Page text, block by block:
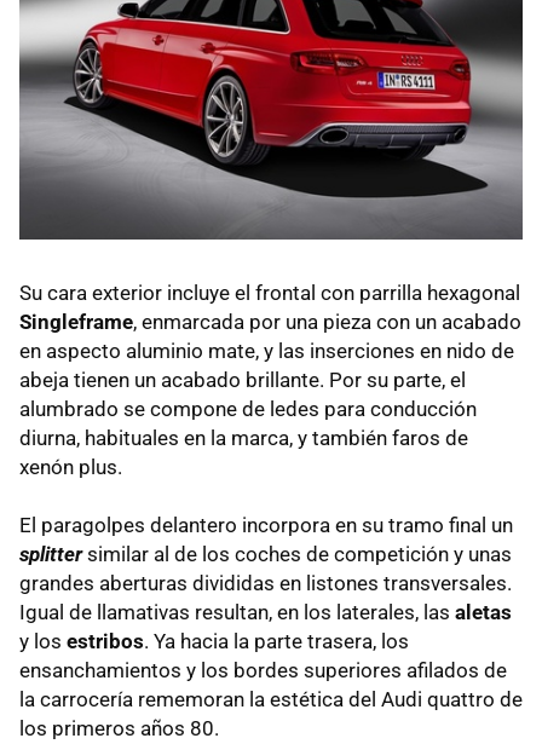
Su cara exterior incluye el frontal con parrilla hexagonal
Singleframe, enmarcada por una pieza con un acabado
en aspecto aluminio mate, y las inserciones en nido de
abeja tienen un acabado brillante. Por su parte, el
alumbrado se compone de ledes para conducción
diurna, habituales en la marca, y también faros de
xenón plus.
El paragolpes delantero incorpora en su tramo final un
splittersimilar al de los coches de competición y unas
grandes aberturas divididas en listones transversales.
Igual de llamativas resultan, en los laterales, las aletas
y los estribos. Ya hacia la parte trasera, los
ensanchamientos y los bordes superiores afilados de
la carrocería rememoran la estética del Audi quattro de
los primeros años 80.